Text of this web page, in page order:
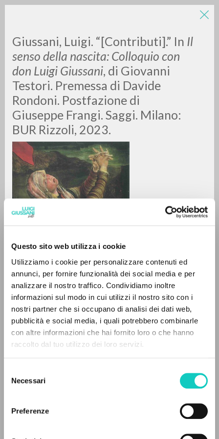
Questo sito web utilizza i cookie
Utilizziamo i cookie per personalizzare contenuti ed
annunci, per fornire funzionalità dei social media e per
analizzare il nostro traffico. Condividiamo inoltre
informazioni sul modo in cui utilizzi il nostro sito con i
nostri partner che si occupano di analisi dei dati web,
pubblicità e social media, i quali potrebbero combinarle
con altre informazioni che hai fornito loro o che hanno
raccolto dal tuo utilizzo dei loro servizi.
delNecessari
Preferenze
Giussani, Luigi. “[Contributi].” In Il
senso della nascita: Colloquio con
don Luigi Giussani, di Giovanni
Testori. Premessa di Davide
Rondoni. Postfazione di
Giuseppe Frangi. Saggi. Milano:
BUR Rizzoli, 2023.
Testori Giovanni
Italiano
LUIGI
GIUSSANI
scritti
BÚSQUEDA AVANZADA »
0DOCUMENTOS ENCONTRADOS
RESULTADOS SUCESIVOS